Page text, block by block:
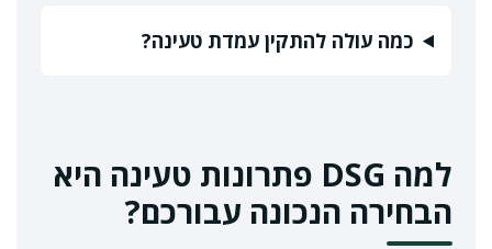
כמה עולה להתקין עמדת טעינה?
למה DSG פתרונות טעינה היא
הבחירה הנכונה עבורכם?